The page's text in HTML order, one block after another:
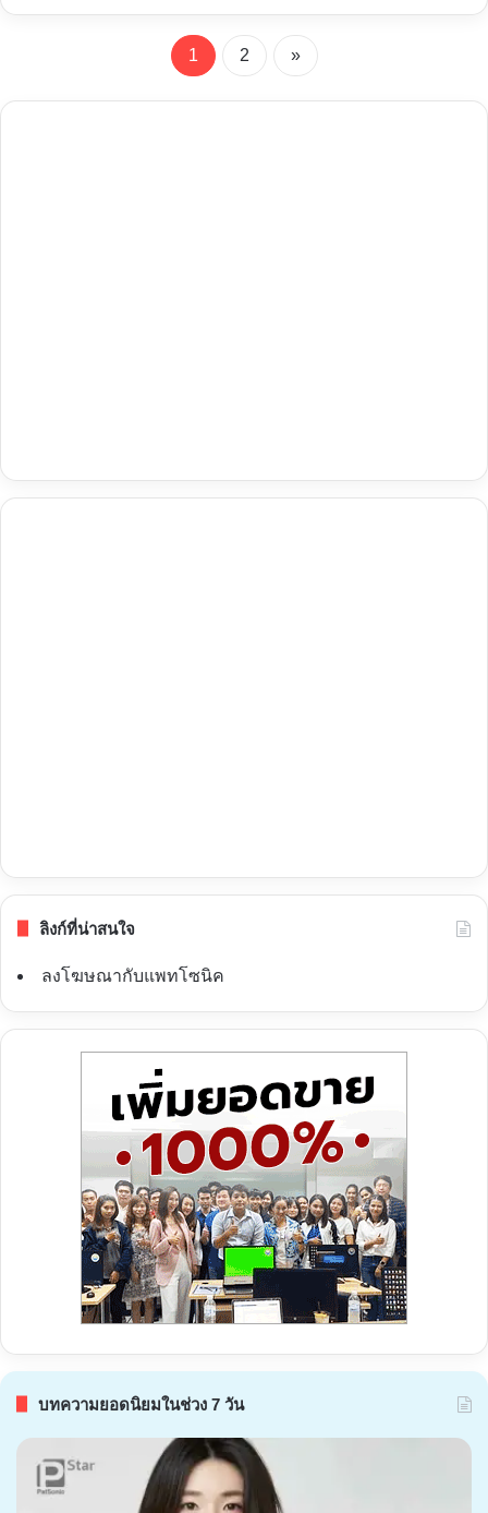
1 2 »
ลิงก์ที่น่าสนใจ
ลงโฆษณากับแพทโซนิค
บทความยอดนิยมในช่วง 7 วัน